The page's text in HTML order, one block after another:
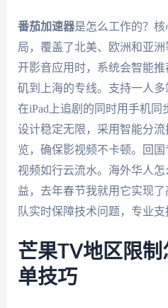
番茄加速器是怎么工作的？
局，覆盖了北美、欧洲和亚
开影音应用时，系统会智能
矶到上海的专线。支持一人
在iPad上追剧的同时用手机
设计稳定无限，采用智能分
览，确保影视频不卡顿。回
视频如行云流水。海外华人
益，去年春节我就用它实现
队实时保障技术问题，专业支
芒果TV地区限
单技巧